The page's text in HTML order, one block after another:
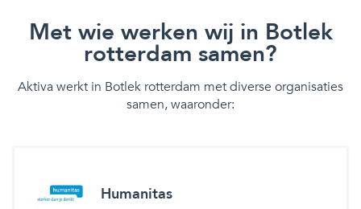
Met wie werken wij in Botlek
rotterdam samen?
Aktiva werkt in Botlek rotterdam met diverse organisaties
samen, waaronder:
Humanitas